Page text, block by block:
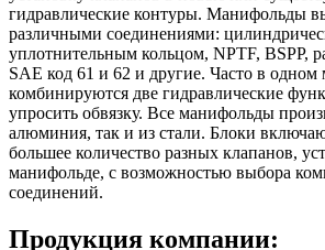
гидравлические контуры. Манифольды
различными соединениями:
уплотнительным кольцом, NPTF, BSPP,
SAE код 61 и 62 и другие. Часто в одном
комбинируются две гидравлические
упросить обвязку. Все манифольды
алюминия, так и из стали. Блоки
большее количество разных клапанов,
манифольде, с возможностью выбора
соединений.
Продукция компании: